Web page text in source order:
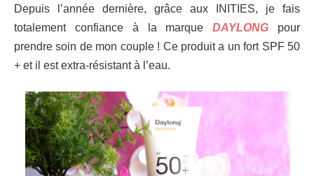
Depuis l’année dernière, grâce aux INITIES, je fais
totalement confiance à la marqueDAYLONG pour
prendre soin de mon couple ! Ce produit a un fort SPF 50
+ et il est extra-résistant à l’eau.